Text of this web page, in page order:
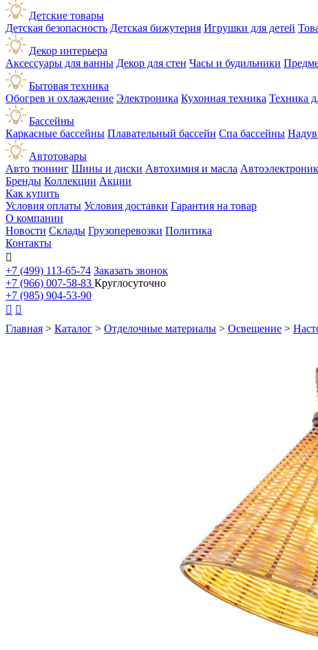
Детские товары
Детская безопасность Детская бижутерия Игрушки для детей
Декор интерьера
Аксессуары для ванны Декор для стен Часы и будильники
Бытовая техника
Обогрев и охлаждение Электроника Кухонная техника Техника
Бассейны
Каркасные бассейны Плавательный бассейн Спа бассейны
Автотовары
Авто тюнинг Шины и диски Автохимия и масла
Бренды Коллекции Акции
Как купить
Условия оплаты Условия доставки Гарантия на товар
О компании
Новости Склады Грузоперевозки Политика
Контакты

+7 (499) 113-65-74 Заказать звонок
+7 (966) 007-58-83 Круглосуточно
+7 (985) 904-53-90
 
Главная > Каталог > Отделочные материалы > Освещение >